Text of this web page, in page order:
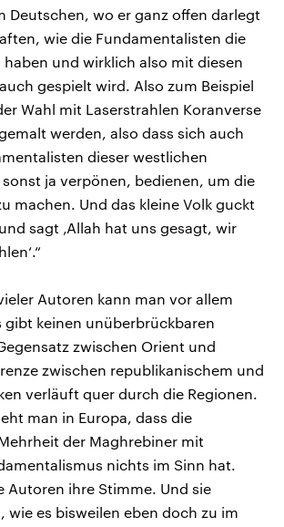
Deutschen, wo er ganz offen darlegt
wie die Fundamentalisten die
und wirklich also mit diesen
gespielt wird. Also zum Beispiel
Wahl mit Laserstrahlen Koranverse
werden, also dass sich auch
dieser westlichen
sonst ja verpönen, bedienen, um die
machen. Und das kleine Volk guckt
sagt ‚Allah hat uns gesagt, wir
Autoren kann man vor allem
gibt keinen unüberbrückbaren
zwischen Orient und
zwischen republikanischem und
verläuft quer durch die Regionen.
man in Europa, dass die
der Maghrebiner mit
nichts im Sinn hat.
Autoren ihre Stimme. Und sie
wie es bisweilen eben doch zu im